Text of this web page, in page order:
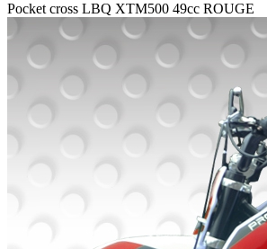
Pocket cross LBQ XTM500 49cc ROUGE